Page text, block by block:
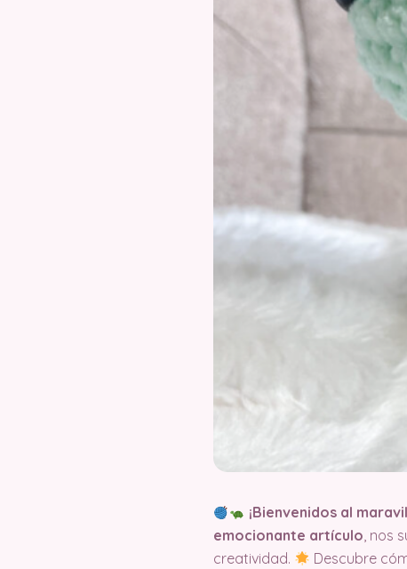
¡Bienvenidos al
emocionante artículo, nos
creatividad.
Descubre